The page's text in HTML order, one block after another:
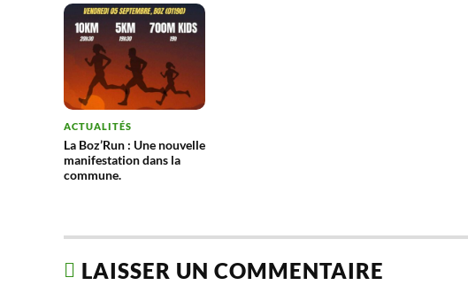
ACTUALITÉS
La Boz’Run : Une nouvelle
manifestation dans la
commune.
LAISSER UN COMMENTAIRE